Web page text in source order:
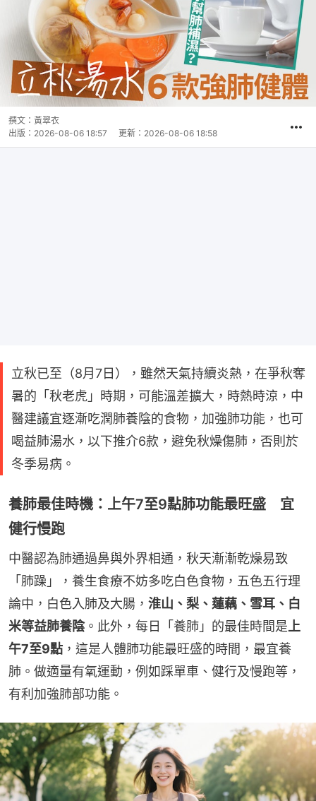
撰文： 黃翠衣
出版： 2026-08-06 18:57 更新： 2026-08-06 18:58
立秋已至（8月7日），雖然天氣持續炎熱，在爭秋奪
暑的「秋老虎」時期，可能溫差擴大，時熱時涼，中
醫建議宜逐漸吃潤肺養陰的食物，加強肺功能，也可
喝益肺湯水，以下推介6款，避免秋燥傷肺，否則於
冬季易病。
養肺最佳時機：上午7至9點肺功能最旺盛 宜
健行慢跑
中醫認為肺通過鼻與外界相通，秋天漸漸乾燥易致
「肺躁」，養生食療不妨多吃白色食物，五色五行理
論中，白色入肺及大腸， 淮山、梨、蓮藕、雪耳、白
米等益肺養陰。此外，每日「養肺」的最佳時間是 上
午7至9點 ，這是人體肺功能最旺盛的時間，最宜養
肺。做適量有氧運動，例如踩單車、健行及慢跑等，
有利加強肺部功能。